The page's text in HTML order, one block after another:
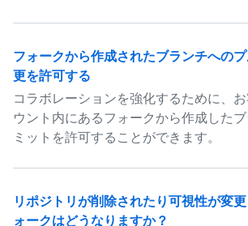
フォークから作成されたブランチへの
更を許可する
コラボレーションを強化するために、
ウント内にあるフォークから作成した
ミットを許可することができます。
リポジトリが削除されたり可視性が変
ォークはどうなりますか？